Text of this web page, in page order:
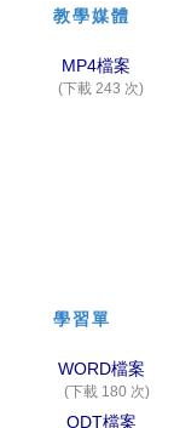
教學媒體
MP4檔案
(下載 243 次)
學習單
WORD檔案
(下載 180 次)
ODT檔案